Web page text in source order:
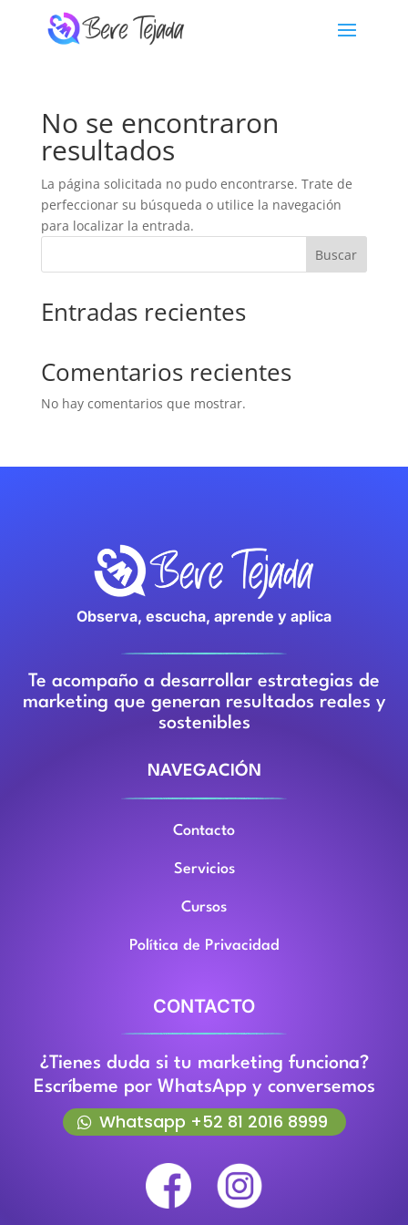
No se encontraron
resultados
La página solicitada no pudo encontrarse. Trate de
perfeccionar su búsqueda o utilice la navegación
para localizar la entrada.
Buscar
Entradas recientes
Comentarios recientes
No hay comentarios que mostrar.
Observa, escucha, aprende y aplica
Te acompaño a desarrollar estrategias de
marketing que generan resultados reales y
sostenibles
NAVEGACIÓN
Contacto
Servicios
Cursos
Política de Privacidad
CONTACTO
¿Tienes duda si tu marketing funciona?
Escríbeme por WhatsApp y conversemos
Whatsapp +52 81 2016 8999